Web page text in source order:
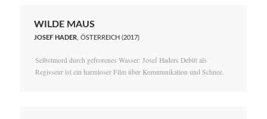
WILDE MAUS
JOSEF HADER , ÖSTERREICH (2017)
Selbstmord durch gefrorenes Wasser: Josef Haders Debüt als
Regisseur ist ein harmloser Film über Kommunikation und Schnee.